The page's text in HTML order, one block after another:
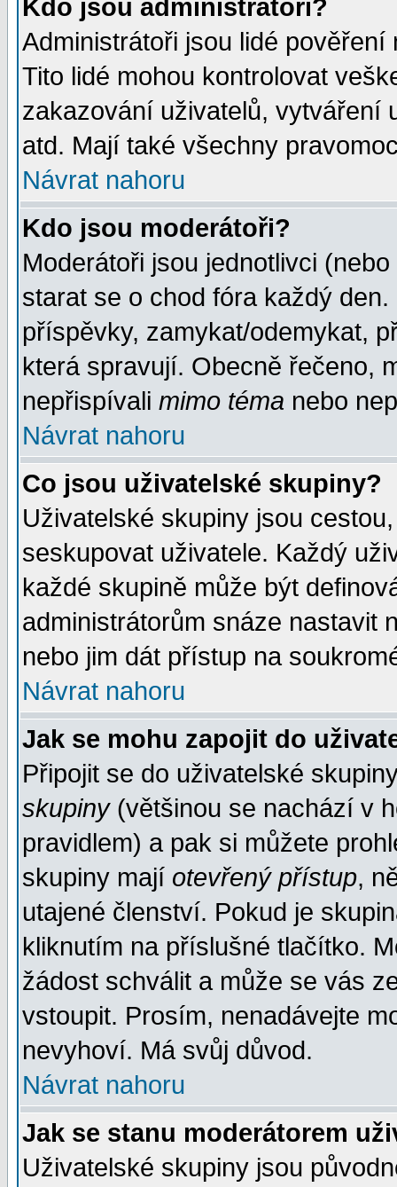
Kdo jsou administrátoři?
Administrátoři jsou lidé
Tito lidé mohou kontrolovat
zakazování uživatelů, vytváření
atd. Mají také všechny
Návrat nahoru
Kdo jsou moderátoři?
Moderátoři jsou jednotlivci
starat se o chod fóra každý
příspěvky, zamykat/odemykat,
která spravují. Obecně řečeno,
nepřispívali mimo téma nebo
Návrat nahoru
Co jsou uživatelské skupiny?
Uživatelské skupiny jsou
seskupovat uživatele. Každý
každé skupině může být
administrátorům snáze nastavit
nebo jim dát přístup na
Návrat nahoru
Jak se mohu zapojit do
Připojit se do uživatelské
skupiny(většinou se nachází v
pravidlem) a pak si můžete
skupiny mají otevřený přístup,
utajené členství. Pokud je
kliknutím na příslušné tlačítko.
žádost schválit a může se vás
vstoupit. Prosím, nenadávejte
nevyhoví. Má svůj důvod.
Návrat nahoru
Jak se stanu moderátorem
Uživatelské skupiny jsou